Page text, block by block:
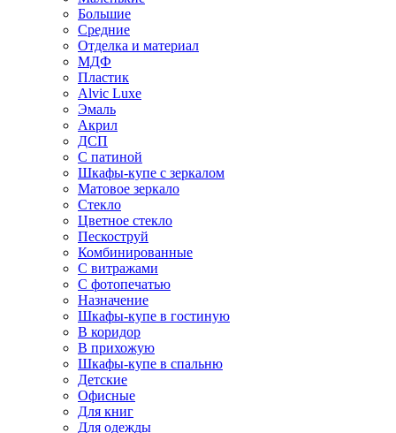
Большие
Средние
Отделка и материал
МДФ
Пластик
Alvic Luxe
Эмаль
Акрил
ДСП
С патиной
Шкафы-купе с зеркалом
Матовое зеркало
Стекло
Цветное стекло
Пескоструй
Комбинированные
С витражами
С фотопечатью
Назначение
Шкафы-купе в гостиную
В коридор
В прихожую
Шкафы-купе в спальню
Детские
Офисные
Для книг
Для одежды